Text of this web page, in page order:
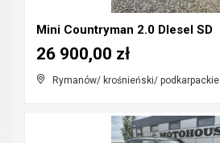
Mini Countryman 2.0 DIesel SD
Rymanów/ krośnieński/ podkarpackie
26 900,00 zł